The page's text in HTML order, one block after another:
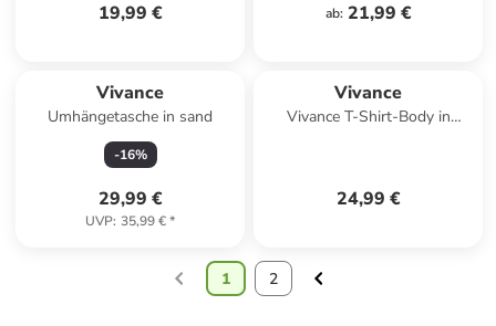
19,99 € ab: 21,99 €
Vivance
Umhängetasche in sand
-16%
29,99 €
UVP: 35,99 €*
Vivance
Vivance T-Shirt-Body in
24,99 €
1 2